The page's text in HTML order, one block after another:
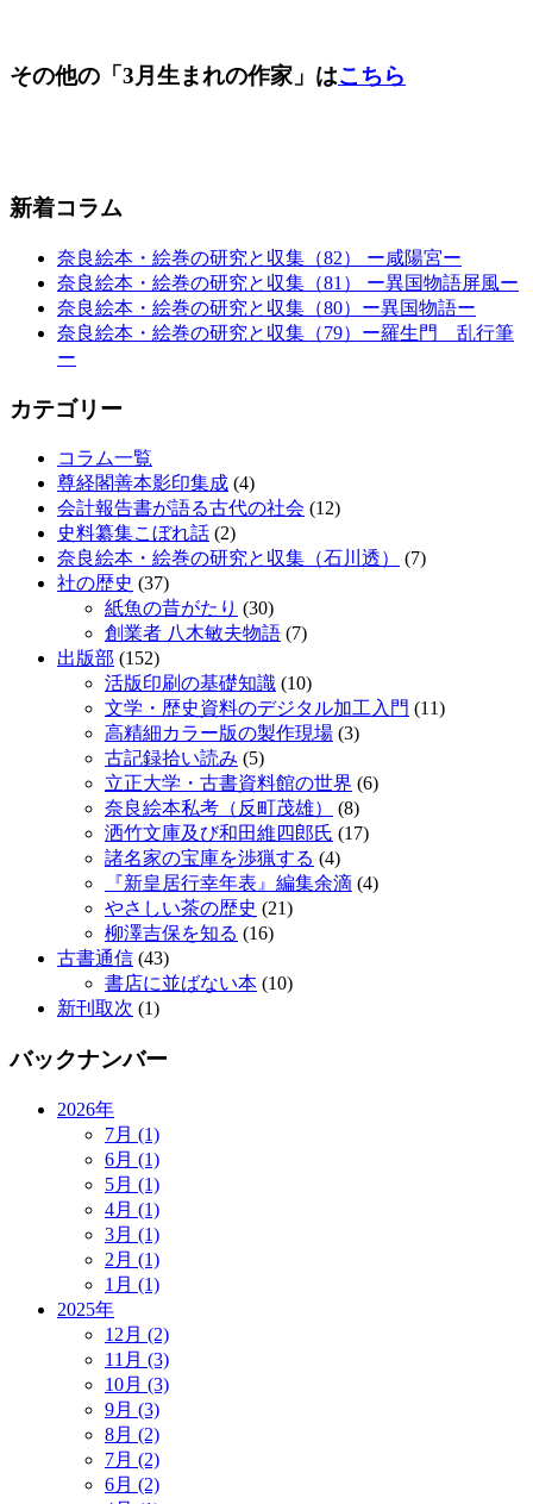
その他の「3月生まれの作家」はこちら
新着コラム
奈良絵本・絵巻の研究と収集（82） ー咸陽宮ー
奈良絵本・絵巻の研究と収集（81） ー異国物語屏風ー
奈良絵本・絵巻の研究と収集（80）ー異国物語ー
奈良絵本・絵巻の研究と収集（79）ー羅生門 乱行筆
ー
カテゴリー
コラム一覧
尊経閣善本影印集成 (4)
会計報告書が語る古代の社会 (12)
史料纂集こぼれ話 (2)
奈良絵本・絵巻の研究と収集（石川透）
(7)
社の歴史 (37)
紙魚の昔がたり (30)
創業者 八木敏夫物語 (7)
出版部 (152)
活版印刷の基礎知識 (10)
文学・歴史資料のデジタル加工入門 (11)
高精細カラー版の製作現場 (3)
古記録拾い読み (5)
立正大学・古書資料館の世界 (6)
奈良絵本私考（反町茂雄）
(8)
洒竹文庫及び和田維四郎氏 (17)
諸名家の宝庫を渉猟する (4)
『新皇居行幸年表』編集余滴 (4)
やさしい茶の歴史 (21)
柳澤吉保を知る (16)
古書通信 (43)
書店に並ばない本 (10)
新刊取次 (1)
バックナンバー
2026年
7月 (1)
6月 (1)
5月 (1)
4月 (1)
3月 (1)
2月 (1)
1月 (1)
2025年
12月 (2)
11月 (3)
10月 (3)
9月 (3)
8月 (2)
7月 (2)
6月 (2)